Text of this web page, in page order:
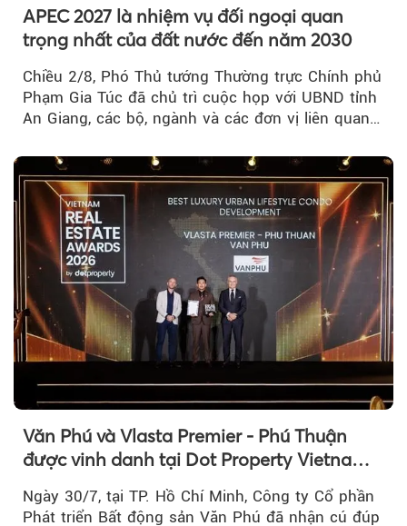
APEC 2027 là nhiệm vụ đối ngoại quan
trọng nhất của đất nước đến năm 2030
Chiều 2/8, Phó Thủ tướng Thường trực Chính phủ
Phạm Gia Túc đã chủ trì cuộc họp với UBND tỉnh
An Giang, các bộ, ngành và các đơn vị liên quan
Văn Phú và Vlasta Premier - Phú Thuận
được vinh danh tại Dot Property Vietnam
Ngày 30/7, tại TP. Hồ Chí Minh, Công ty Cổ phần
Phát triển Bất động sản Văn Phú đã nhận cú đúp